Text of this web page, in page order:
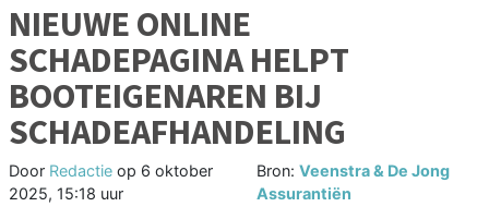
NIEUWE ONLINE
SCHADEPAGINA HELPT
BOOTEIGENAREN BIJ
SCHADEAFHANDELING
Door Redactie op 6 oktober
2025, 15:18 uur
Bron:Veenstra & De Jong
Assurantiën